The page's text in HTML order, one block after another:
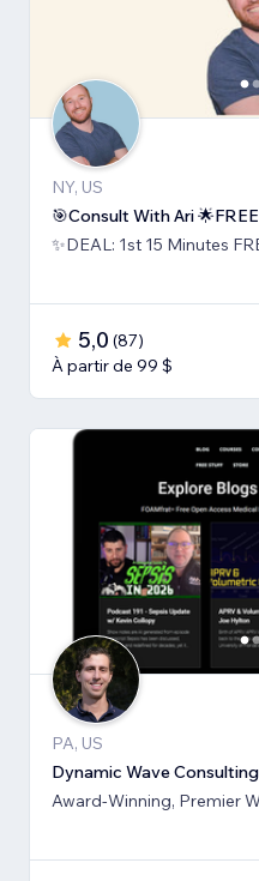
NY, US
🎯Consult With Ari
✨DEAL: 1st 15 Minutes
5,0 (87)
À partir de 99 $
PA, US
Dynamic Wave Consulting
Award-Winning, Premier